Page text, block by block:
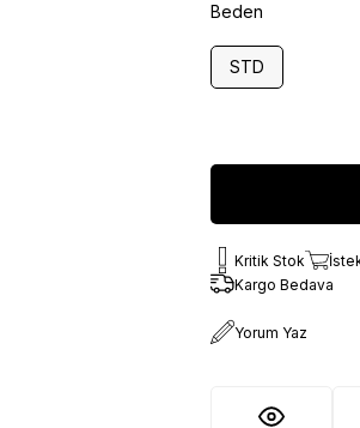
Beden
STD
Kritik Stok
Kargo Bedava
Yorum Yaz